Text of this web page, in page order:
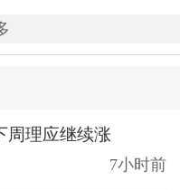
周理应继续涨
7小时前